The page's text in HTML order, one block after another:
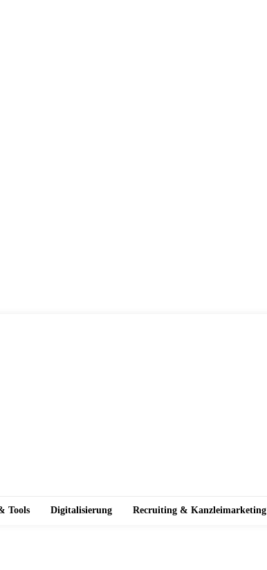
Tools Digitalisierung Recruiting & Kanzleimarketing